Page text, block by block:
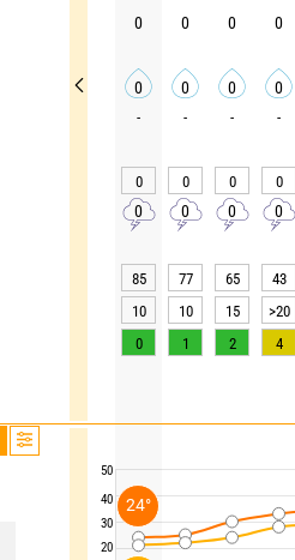
50
40
30
20
0 0 0 0
0 0 0 0
- - - -
0 0 0 0
0 0 0 0
85 77 65 43
10
10 15 >20
0
1 2 4
24°